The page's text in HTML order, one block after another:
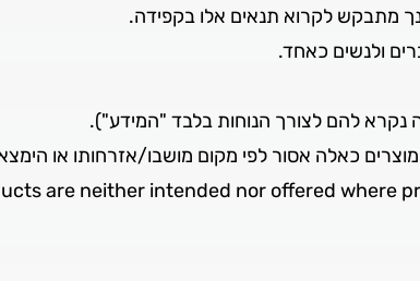
מתבקש לקרוא תנאים אלו בקפידה.
ולנשים כאחד.
נקרא להם לצורך הנוחות בלבד "המידע").
מוצרים כאלה אסור לפי מקום מושבו/אזרחותו או
are neither intended nor offered where